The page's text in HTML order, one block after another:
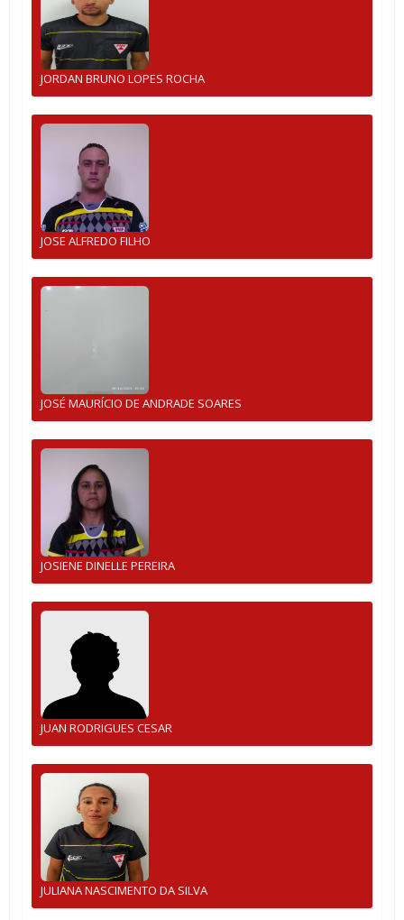
JORDAN BRUNO LOPES ROCHA
JOSE ALFREDO FILHO
JOSÉ MAURÍCIO DE ANDRADE SOARES
JOSIENE DINELLE PEREIRA
JUAN RODRIGUES CESAR
JULIANA NASCIMENTO DA SILVA